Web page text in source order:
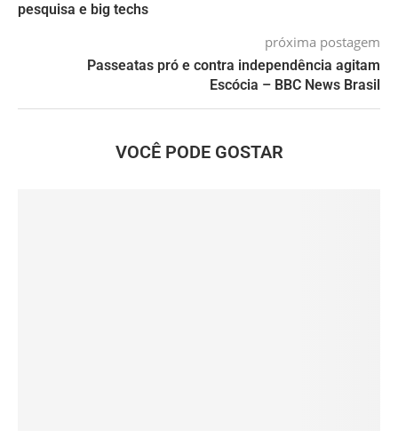
pesquisa e big techs
próxima postagem
Passeatas pró e contra independência agitam
Escócia – BBC News Brasil
VOCÊ PODE GOSTAR